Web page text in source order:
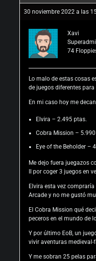
30 noviembre 2022 a las
Xavi
74
Lo malo de estas cosas
de juegos diferentes para
En mi caso hoy me
Elvira – 2.495 ptas.
Cobra Mission –
Eye of the Beholder –
Me dejo fuera juegazos
II por coger 3 juegos en
Elvira esta vez
Arcade y no me gustó
El Cobra Mission qué
peceros en el mundo de
Y por último EoB, un
vivir aventuras
Y me sobran 25 pelas